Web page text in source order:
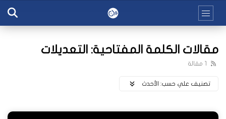
مقالات الكلمة المفتاحية: التعديلات
1 مقالة
تصنيف علي حسب: اﻷحدث